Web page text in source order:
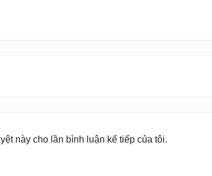
này cho lần bình luận kế tiếp của tôi.